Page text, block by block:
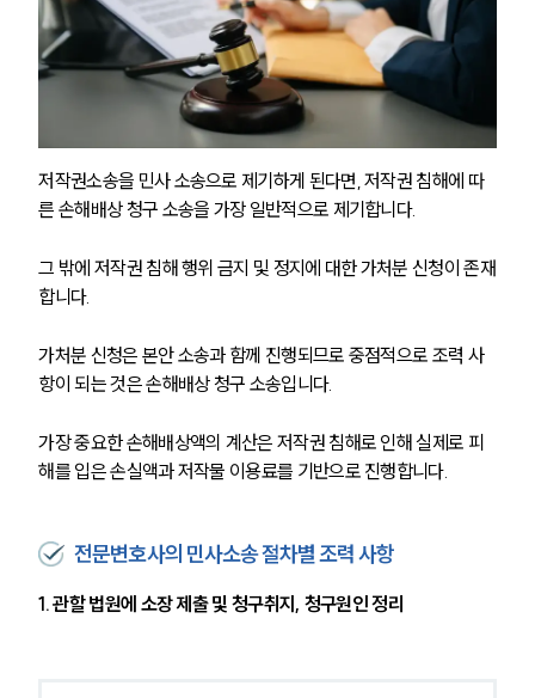
저작권소송을 민사 소송으로 제기하게 된다면, 저작권 침해에 따
른 손해배상 청구 소송을 가장 일반적으로 제기합니다.
그 밖에 저작권 침해 행위 금지 및 정지에 대한 가처분 신청이 존재
합니다.
가처분 신청은 본안 소송과 함께 진행되므로 중점적으로 조력 사
항이 되는 것은 손해배상 청구 소송입니다.
가장 중요한 손해배상액의 계산은 저작권 침해로 인해 실제로 피
해를 입은 손실액과 저작물 이용료를 기반으로 진행합니다.
전문변호사의 민사소송 절차별 조력 사항
1. 관할 법원에 소장 제출 및 청구취지, 청구원인 정리